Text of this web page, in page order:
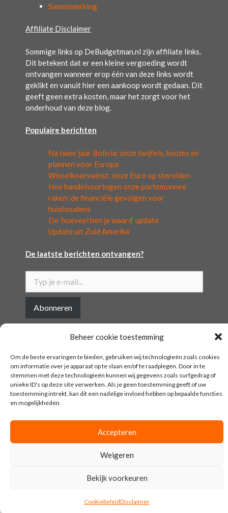
Beheer cookie toestemming
Om de beste ervaringen te bieden, gebruiken wij technologieën zoals cookies
om informatie over je apparaat op te slaan en/of te raadplegen. Door in te
stemmen met deze technologieën kunnen wij gegevens zoals surfgedrag of
unieke ID's op deze site verwerken. Als je geen toestemming geeft of uw
toestemming intrekt, kan dit een nadelige invloed hebben op bepaalde functies
en mogelijkheden.
Accepteren
Weigeren
Bekijk voorkeuren
CookiebeleidDisclaimer
Samenwerking
Affiliate Disclaimer
Sommige links op DeBudgetman.nl zijn affiliate links.
Dit betekent dat er een kleine vergoeding wordt
ontvangen wanneer erop één van deze links wordt
geklikt en vanuit hier een aankoop wordt gedaan. Dit
geeft geen extra kosten, maar het zorgt voor het
onderhoud van deze blog.
Populaire berichten
Na twee jaar Bolivia: onze twijfels, keuzes en
plannen voor Europa
Wisselkoerswinst: onze Euro op steroïden
Hoe handelsoorlogen onze portemonnee
raken: de financiële gevolgen voor
huishoudens
De ‘hoeveel ben je waard’ update
Update uit Zuid Amerika
De laatste berichten ontvangen?
Typ je e-mail...
Abonneren
© All rights reserved by DeBudgetman@2022